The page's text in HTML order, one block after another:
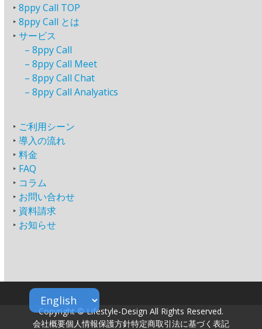
‣8ppy Call TOP
‣8ppy Call とは
‣サービス
–8ppy Call
–8ppy Call Meet
–8ppy Call Chat
–8ppy Call Analyatics
‣ ご利用シーン
‣導入の流れ
‣料金
‣ FAQ
‣ コラム
‣ お問い合わせ
‣ 資料請求
‣ お知らせ
Copyright © Lifestyle-Design All Rights Reserved.
会社概要個人情報保護方針特定商取引法に基づく表記